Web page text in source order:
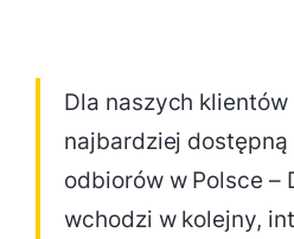
Dla naszych
najbardziej dostępną
odbiorów w Polsce –
wchodzi w kolejny,